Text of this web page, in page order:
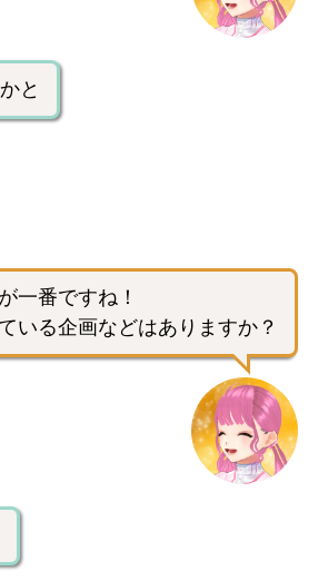
と
一番ですね！
いる企画などはありますか？